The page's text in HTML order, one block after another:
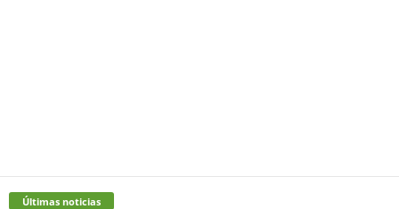
Últimas noticias